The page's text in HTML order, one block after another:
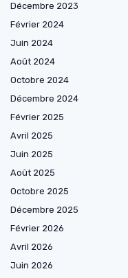
Décembre 2023
Février 2024
Juin 2024
Août 2024
Octobre 2024
Décembre 2024
Février 2025
Avril 2025
Juin 2025
Août 2025
Octobre 2025
Décembre 2025
Février 2026
Avril 2026
Juin 2026